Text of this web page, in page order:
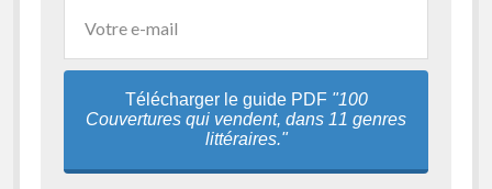
Télécharger le guide PDF "100
Couvertures qui vendent, dans 11 genres
littéraires."